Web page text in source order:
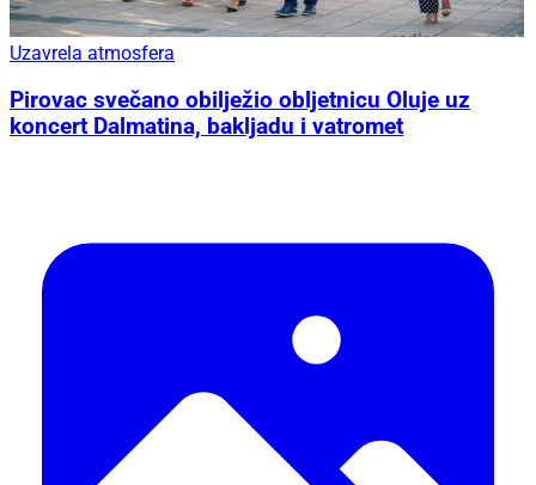
Uzavrela atmosfera
Pirovac svečano obilježio obljetnicu Oluje uz
koncert Dalmatina, bakljadu i vatromet